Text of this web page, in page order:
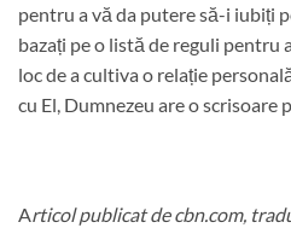
pentru a vă da putere să-i iubiți
bazați pe o listă de reguli pentru
loc de a cultiva o relație
cu El, Dumnezeu are o scrisoare
Articol publicat de cbn.com,